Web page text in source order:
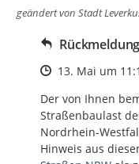
geändert von Stadt
Rückmeldung
Zeitpunkt des
13. Mai um
Der von Ihnen
Straßenbaulast
Nordrhein-
Hinweis aus